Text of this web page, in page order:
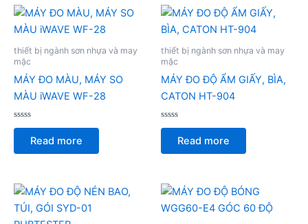
thiết bị ngành sơn nhựa và may
mặc
MÁY ĐO MÀU, MÁY SO
MÀU iWAVE WF-28
Rated
of
Read more
thiết bị ngành sơn nhựa và may
mặc
MÁY ĐO ĐỘ ẨM GIẤY, BÌA,
CATON HT-904
Rated
of
Read more